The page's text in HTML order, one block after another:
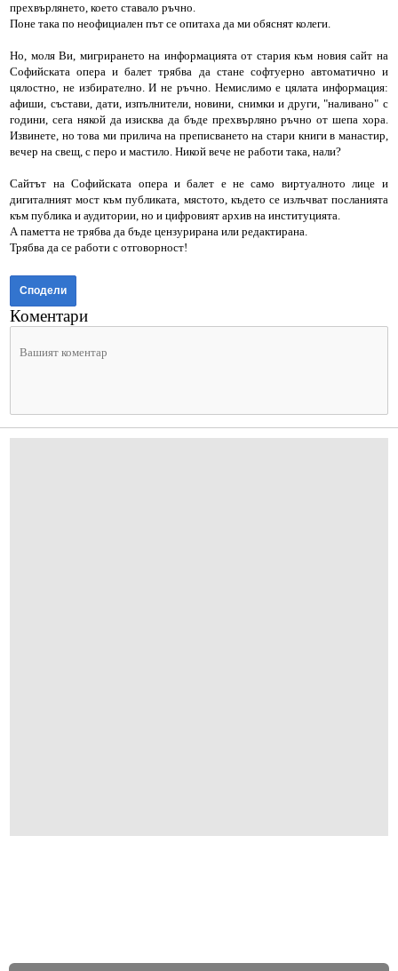
прехвърлянето, което ставало ръчно.
Поне така по неофициален път се опитаха да ми обяснят колеги.
Но, моля Ви, мигрирането на информацията от стария към новия сайт на
Софийската опера и балет трябва да стане софтуерно автоматично и
цялостно, не избирателно. И не ръчно. Немислимо е цялата информация:
афиши, състави, дати, изпълнители, новини, снимки и други, "наливано" с
години, сега някой да изисква да бъде прехвърляно ръчно от шепа хора.
Извинете, но това ми прилича на преписването на стари книги в манастир,
вечер на свещ, с перо и мастило. Никой вече не работи така, нали?
Сайтът на Софийската опера и балет е не само виртуалното лице и
дигиталният мост към публиката, мястото, където се излъчват посланията
към публика и аудитории, но и цифровият архив на институцията.
А паметта не трябва да бъде цензурирана или редактирана.
Трябва да се работи с отговорност!
Сподели
Коментари